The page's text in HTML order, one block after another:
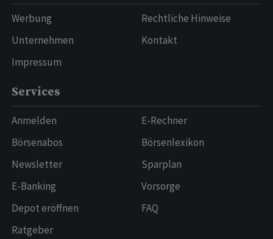
Werbung
Unternehmen
Impressum
Rechtliche Hinweise
Kontakt
Services
Anmelden
Börsenabos
Newsletter
E-Banking
Depot eröffnen
Ratgeber
E-Rechner
Börsenlexikon
Sparplan
Vorsorge
FAQ